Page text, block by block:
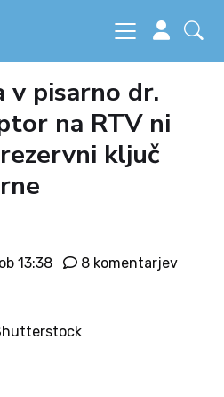
v pisarno dr.
na RTV ni
ključ
13:38 8 komentarjev